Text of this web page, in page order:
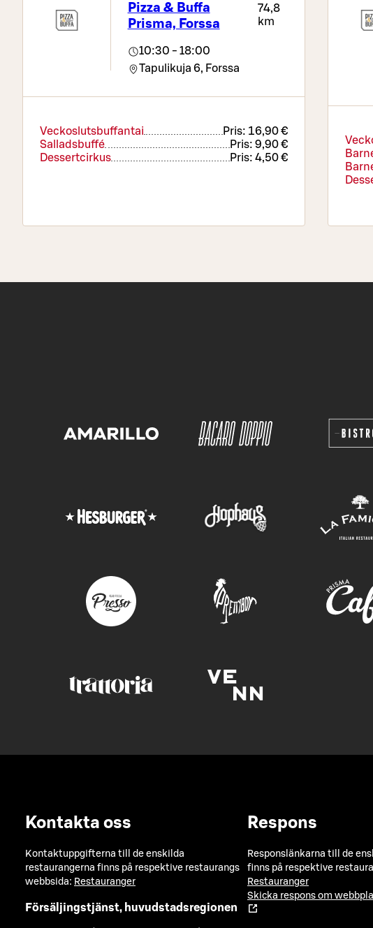
VE, G
Pizza & Buffa
Prisma, Forssa
74,8
km
10:30 - 18:00
Tapulikuja 6, Forssa
Veckoslutsbuffantai Pris: 16,90 €
Salladsbuffé
Pris:9,90 €
Dessertcirkus
Pris:4,50 €
Kontakta oss
Kontaktuppgifterna till de enskilda
restaurangerna finns på respektive restaurangs
webbsida: Restauranger
Försäljingstjänst, huvudstadsregionen
Respons
Responslänkarna till de
finns på respektive
Restauranger
Skicka respons om